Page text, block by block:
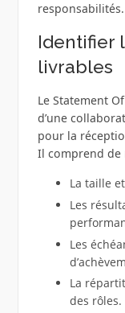
responsabilités.
Identifier
livrables
Le Statement
d’une
pour la
Il comprend de
La taille
Les
Les
La
des rôles.